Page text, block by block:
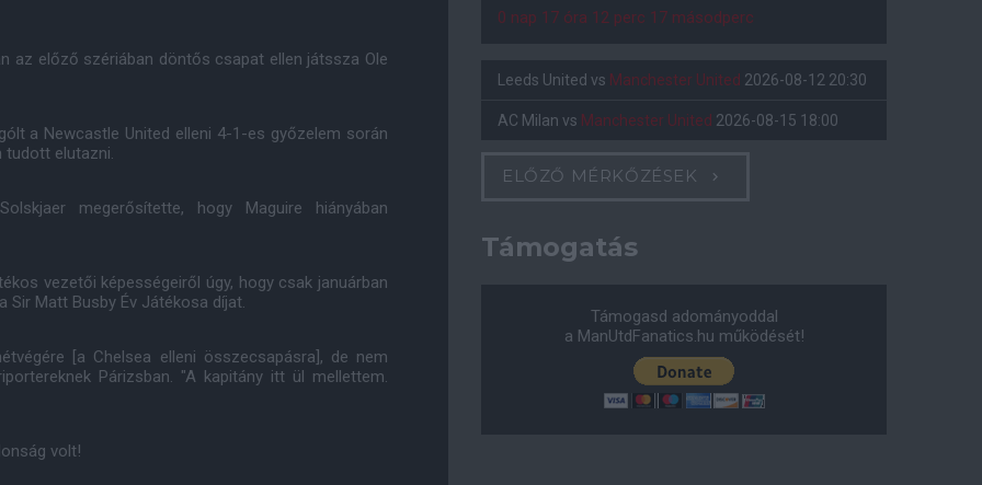
az előző szériában döntős csapat ellen játssza Ole
a Newcastle United elleni 4-1-es győzelem során
tudott elutazni.
megerősítette, hogy Maguire hiányában
vezetői képességeiről úgy, hogy csak januárban
Matt Busby Év Játékosa díjat.
[a Chelsea elleni összecsapásra], de nem
Párizsban. "A kapitány itt ül mellettem.
volt!
0 nap 17 óra 12 perc 16 másodperc
Leeds United vs Manchester United 2026-08-12 20:30
AC Milan vs Manchester United 2026-08-15 18:00
ELŐZŐ MÉRKŐZÉSEK
Támogatás
Támogasd adományoddal
a ManUtdFanatics.hu működését!